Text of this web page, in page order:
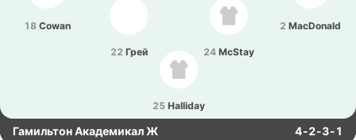
25 Halliday
22 Грей
2 MacDonald
18 Cowan
24 McStay
Гамильтон Академикал Ж 4-2-3-1